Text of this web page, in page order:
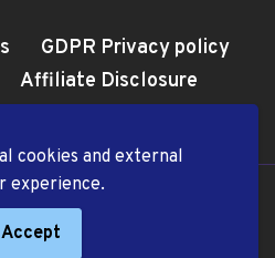
cookies and external
experience.
Accept
GDPR Privacy policy
Affiliate Disclosure